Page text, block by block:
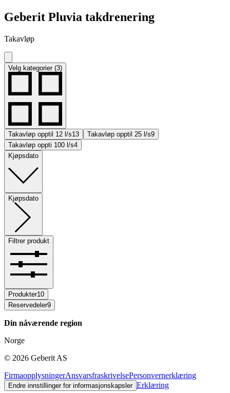
Geberit Pluvia takdrenering
Takavløp
Velg kategorier (3)
Takavløp opptil 12 l/s13 Takavløp opptil 25 l/s9
Takavløp oppti 100 l/s4
Kjøpsdato
Kjøpsdato
Filtrer produkt
Produkter10
Reservedeler9
Din nåværende region
Norge
© 2026 Geberit AS
FirmaopplysningerAnsvarsfraskrivelsePersonvernerklæring
Endre innstillinger for informasjonskapsler Erklæring